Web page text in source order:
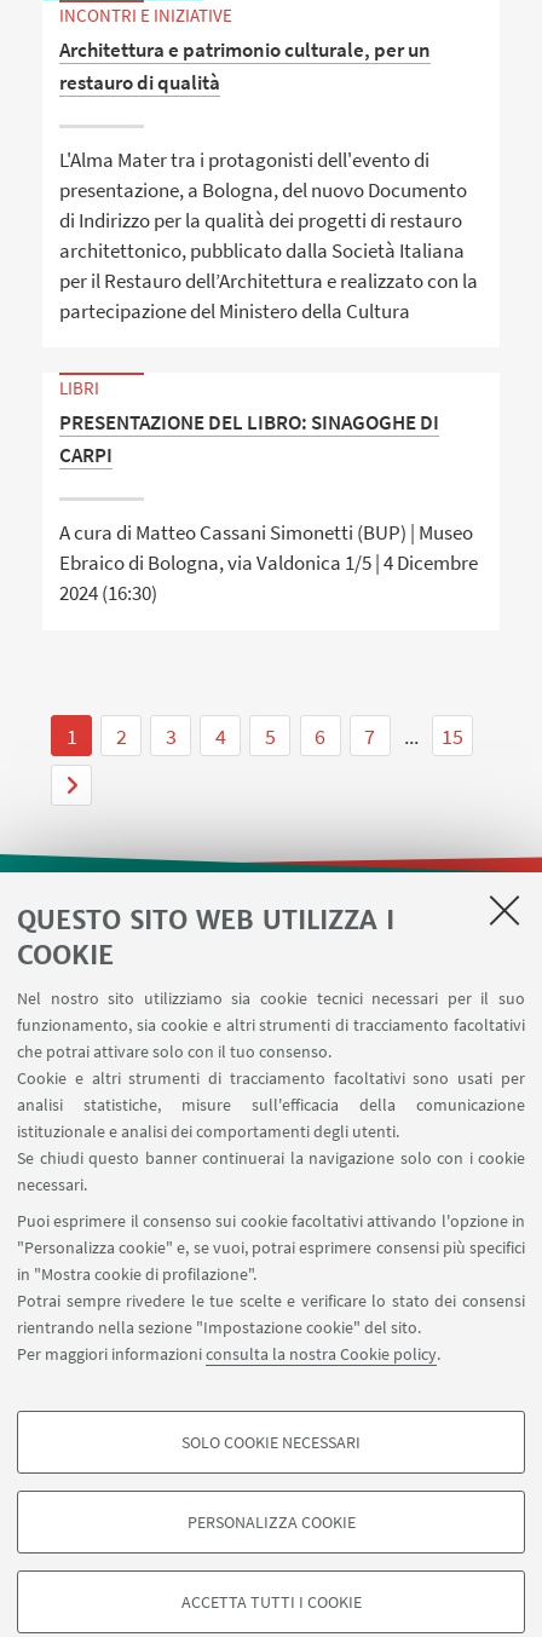
QUESTO SITO WEB UTILIZZA I
COOKIE
Nel nostro sito utilizziamo sia cookie tecnici necessari per il suo
funzionamento, sia cookie e altri strumenti di tracciamento facoltativi
che potrai attivare solo con il tuo consenso.
Cookie e altri strumenti di tracciamento facoltativi sono usati per
analisi statistiche, misure sull'efficacia della comunicazione
istituzionale e analisi dei comportamenti degli utenti.
Se chiudi questo banner continuerai la navigazione solo con i cookie
necessari.
Puoi esprimere il consenso sui cookie facoltativi attivando l'opzione in
"Personalizza cookie" e, se vuoi, potrai esprimere consensi più specifici
in "Mostra cookie di profilazione".
Potrai sempre rivedere le tue scelte e verificare lo stato dei consensi
rientrando nella sezione "Impostazione cookie" del sito.
Per maggiori informazioniconsulta la nostra Cookie policy.
COOKIE DI PROFILAZIONE - FACOLTATIVI
degli utenti, creare profili in base al loro comportamento sul sito, per analisi
di marketing.
SOLO COOKIE NECESSARI
PERSONALIZZA COOKIE
ACCETTA TUTTI I COOKIE
INCONTRI E INIZIATIVE
Architettura e patrimonio culturale, per un
restauro di qualità
L'Alma Mater tra i protagonisti dell'evento di
presentazione, a Bologna, del nuovo Documento
di Indirizzo per la qualità dei progetti di restauro
architettonico, pubblicato dalla Società Italiana
per il Restauro dell’Architettura e realizzato con la
partecipazione del Ministero della Cultura
LIBRI
PRESENTAZIONE DEL LIBRO: SINAGOGHE DI
CARPI
A cura di Matteo Cassani Simonetti (BUP) | Museo
Ebraico di Bologna, via Valdonica 1/5 | 4 Dicembre
2024 (16:30)
1 2 3 4 5 6 7 ... 15
LINK UTILI
Area riservata
Prenotazione risorse
SEGUI IL DIPARTIMENTO SU:
SEGUI UNIBO SU:
APP:
©Copyright 2026 - ALMA MATER STUDIORUM - Università di
Bologna - Via Zamboni, 33 - 40126 Bologna - PI: 01131710376 - CF:
80007010376
Privacy
Note legali
Informazioni sul sito e accessibilità
Impostazioni Cookie